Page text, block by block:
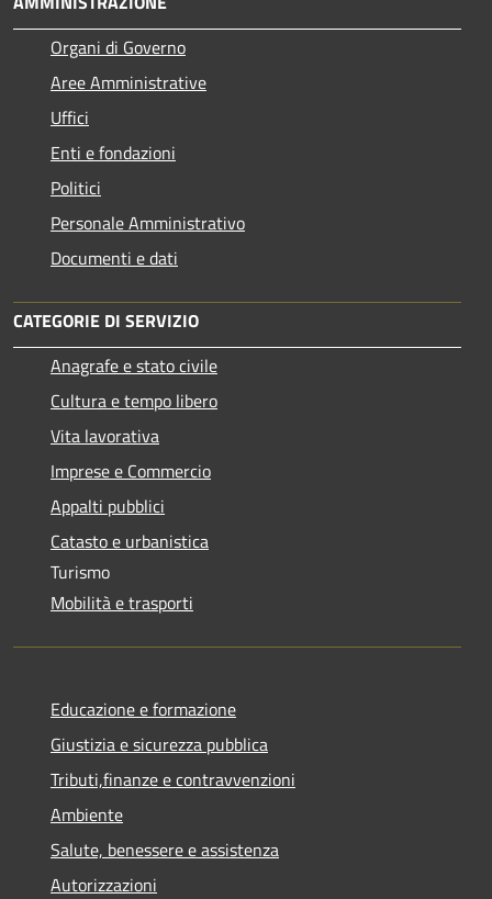
Organi di Governo
Aree Amministrative
Uffici
Enti e fondazioni
Politici
Personale Amministrativo
Documenti e dati
CATEGORIE DI SERVIZIO
Anagrafe e stato civile
Cultura e tempo libero
Vita lavorativa
Imprese e Commercio
Appalti pubblici
Catasto e urbanistica
Turismo
Mobilità e trasporti
Educazione e formazione
Giustizia e sicurezza pubblica
Tributi,finanze e contravvenzioni
Ambiente
Salute, benessere e assistenza
Autorizzazioni